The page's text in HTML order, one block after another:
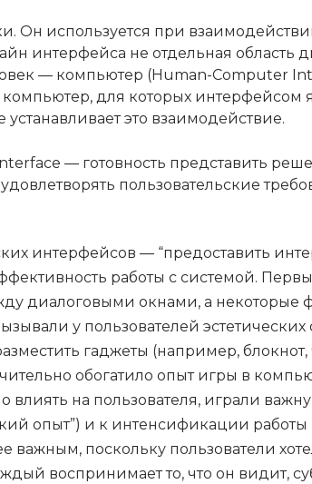
Он используется при
интерфейса не отдельная область
— компьютер (Human-Computer
для которых интерфейсом
это взаимодействие.
— готовность представить
пользовательские
интерфейсов — “предоставить
работы с системой.
диалоговыми окнами, а некоторые
у пользователей
гаджеты (например,
обогатило опыт игры в
на пользователя, играли
опыт”) и к интенсификации
важным, поскольку пользователи
воспринимает то, что он видит,